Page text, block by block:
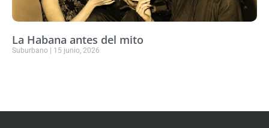
La Habana antes del mito
Suburbano 15 junio, 2026